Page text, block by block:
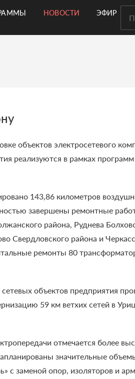
НОВОСТИ ЭФИР
объектов электросетевого
реализуются в рамках
143,86 километров
завершены ремонтные
района, Руднева
Свердловского района и
ремонты 80
объектов предприятия
59 км ветхих сетей в
отмечается более
значительные
заменой опор, изоляторов и